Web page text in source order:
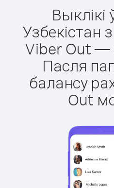
Выклікі
Узбекістан
Viber Out —
Пасля
балансу
Out